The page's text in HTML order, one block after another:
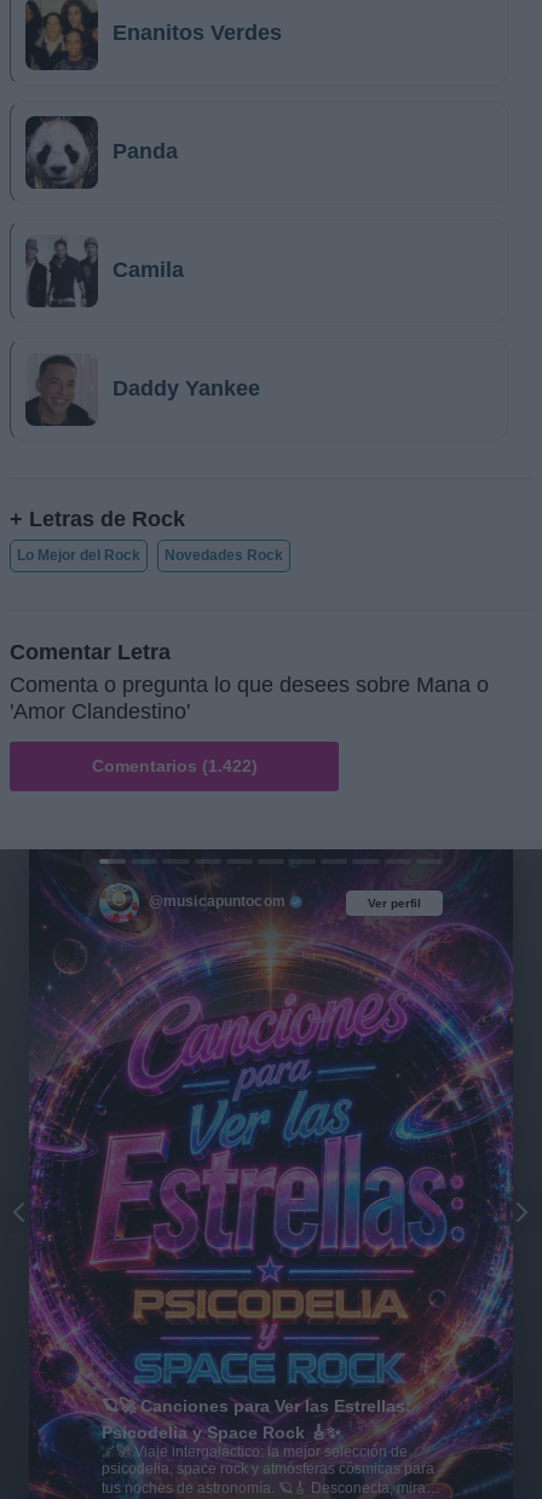
Enanitos Verdes
Panda
Camila
Daddy Yankee
+ Letras de Rock
Lo Mejor del Rock Novedades Rock
Comentar Letra
Comenta o pregunta lo que desees sobre Mana o
'Amor Clandestino'
Comentarios (1.422)
Ver perfil
@musicapuntocom Ver perfil
🪐🚀 Canciones para Ver las Estrellas:
Psicodelia y Space Rock 🎸✨
🌌🚀 Viaje intergaláctico: la mejor selección de
psicodelia, space rock y atmósferas cósmicas para
tus noches de astronomía. 🪐🎸 Desconecta, mira